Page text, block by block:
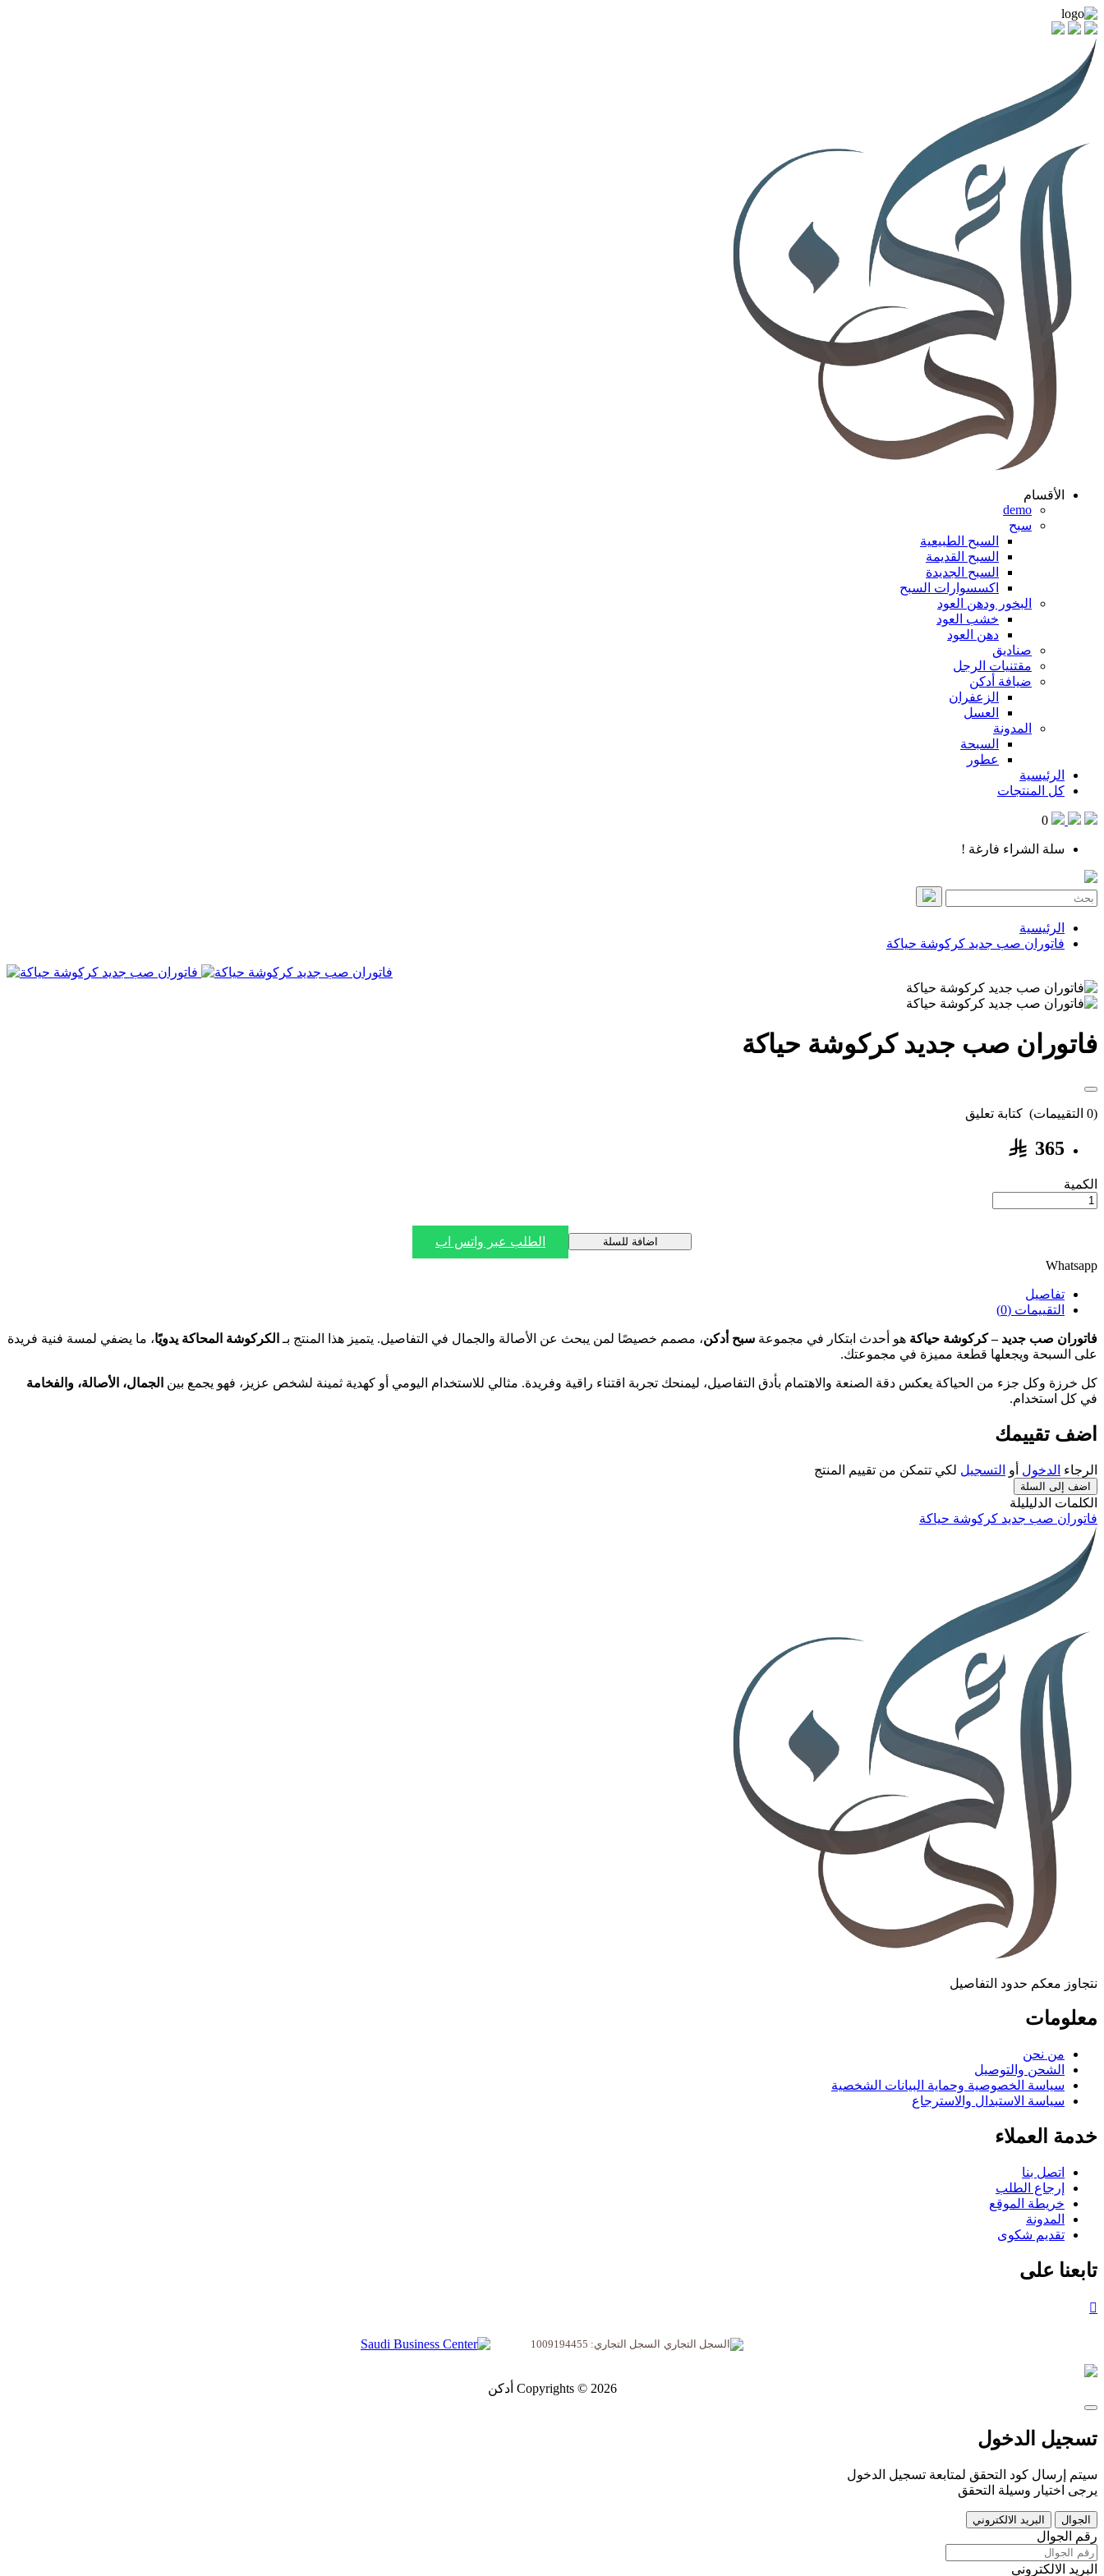
الأقسام
demo
سبح
السبح الطبيعية
السبح القديمة
السبح الجديدة
اكسسوارات السبح
البخور ودهن العود
خشب العود
دهن العود
صناديق
مقتنيات الرجل
ضيافة أدكن
الزعفران
العسل
المدونة
السبحة
عطور
الرئيسية
كل المنتجات
0
سلة الشراء فارغة !
الرئيسية
فاتوران صب جديد كركوشة حياكة
فاتوران صب جديد كركوشة حياكة
(0 التقييمات) كتابة تعليق
365
الكمية
اضافة للسلة
الطلب عبر واتس اب
Whatsapp
تفاصيل
التقييمات (0)
فاتوران صب جديد – كركوشة حياكة هو أحدث ابتكار في مجموعة سبح أدكن، مصمم خصيصًا لمن يبحث عن الأصالة والجمال في التفاصيل. يتميز هذا المنتج بـ الكركوشة المحاكة يدويًا، ما يضفي لمسة فنية فريدة
على السبحة ويجعلها قطعة مميزة في مجموعتك.
كل خرزة وكل جزء من الحياكة يعكس دقة الصنعة والاهتمام بأدق التفاصيل، ليمنحك تجربة اقتناء راقية وفريدة. مثالي للاستخدام اليومي أو كهدية ثمينة لشخص عزيز، فهو يجمع بين الجمال، الأصالة، والفخامة
في كل استخدام.
اضف تقييمك
الرجاء الدخول أو التسجيل لكي تتمكن من تقييم المنتج
اضف إلى السلة
الكلمات الدليليلة
فاتوران صب جديد كركوشة حياكة
نتجاوز معكم حدود التفاصيل
معلومات
من نحن
الشحن والتوصيل
سياسة الخصوصية وحماية البيانات الشخصية
سياسة الاستبدال والاسترجاع
خدمة العملاء
اتصل بنا
إرجاع الطلب
خريطة الموقع
المدونة
تقديم شكوى
تابعنا على
السجل التجاري: 1009194455
Copyrights © 2026 أدكن
تسجيل الدخول
سيتم إرسال كود التحقق لمتابعة تسجيل الدخول
يرجى اختيار وسيلة التحقق
الجوال البريد الالكتروني
رقم الجوال
البريد الالكتروني